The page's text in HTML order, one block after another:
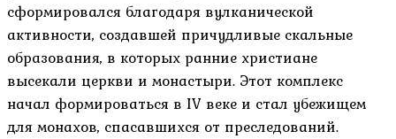
сформировался благодаря вулканической
активности, создавшей причудливые скальные
образования, в которых ранние христиане
высекали церкви и монастыри. Этот комплекс
начал формироваться в IV веке и стал убежищем
для монахов, спасавшихся от преследований.